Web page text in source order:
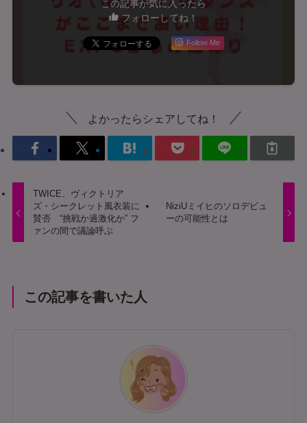
この記事が気に入ったら
フォローしてね！
Follow Me
よかったらシェアしてね！
TWICE、ヴィクトリア
ズ・シークレット風衣装に
賛否 “挑戦か過激化か” フ
ァンの間で議論呼ぶ
NiziUミイヒのソロデビュ
ーの可能性とは
この記事を書いた人